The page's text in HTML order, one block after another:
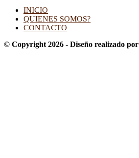
INICIO
QUIENES SOMOS?
CONTACTO
© Copyright 2026 - Diseño realizado por